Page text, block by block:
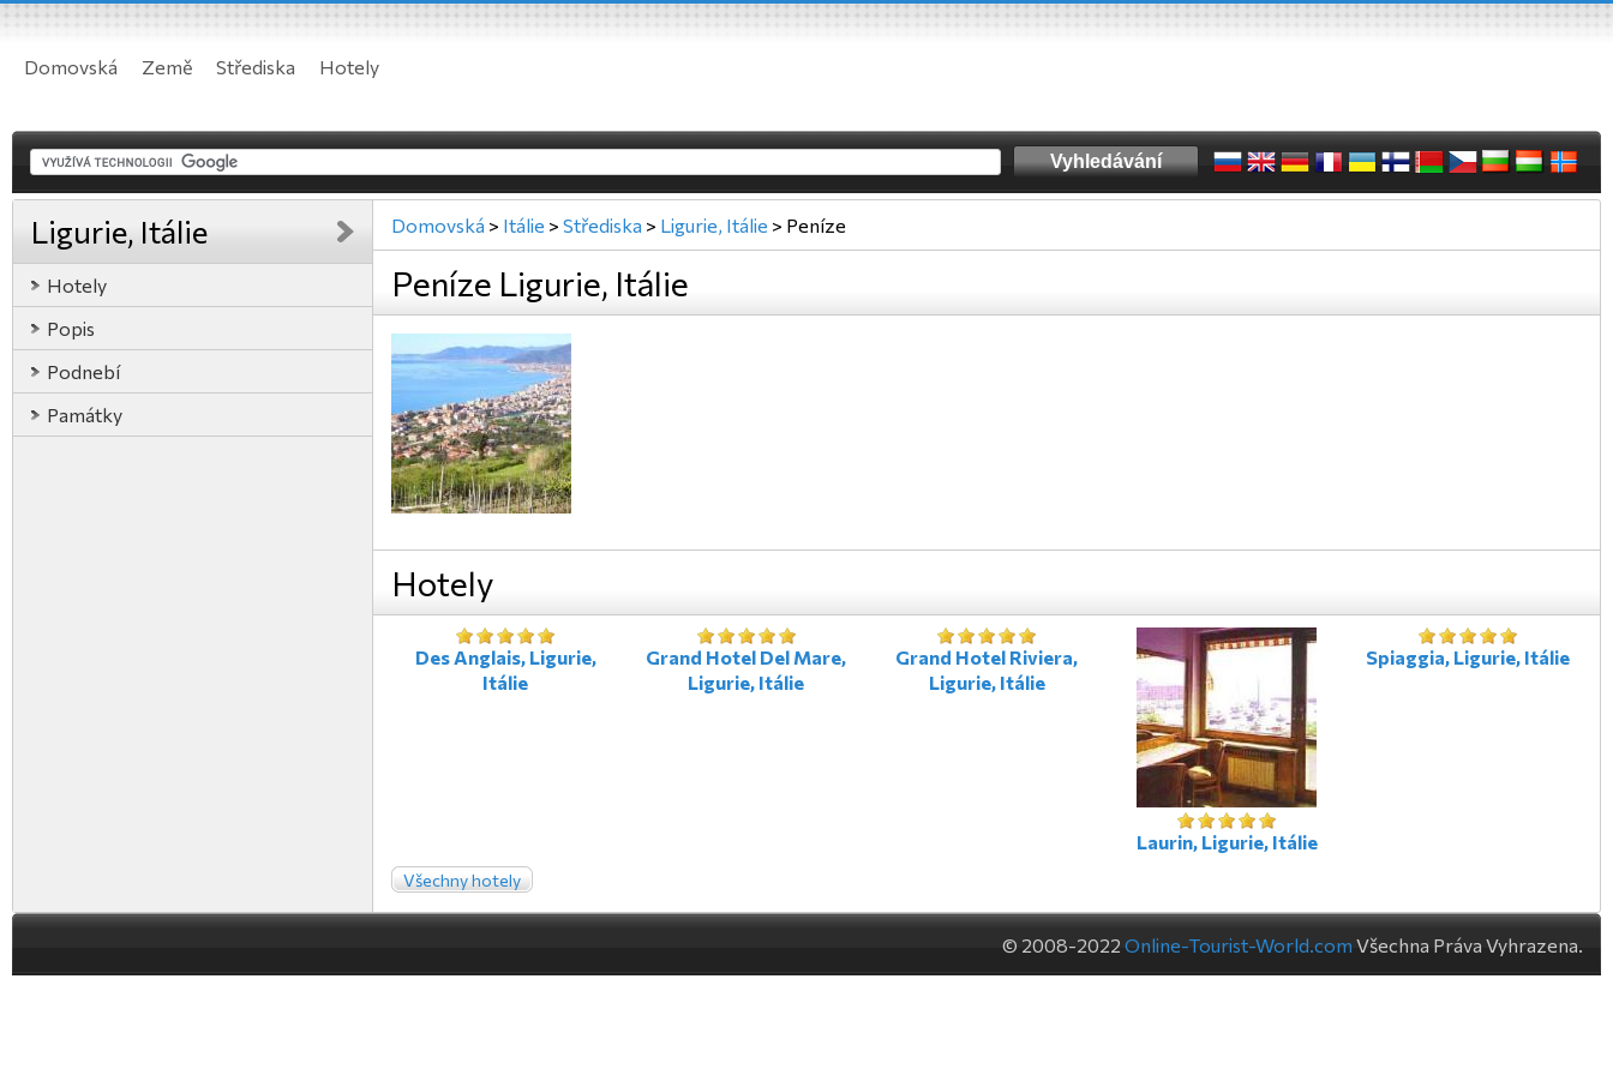
Domovská Země Střediska Hotely
Ligurie, Itálie
Hotely
Popis
Podnebí
Památky
Domovská > Itálie > Střediska > Ligurie, Itálie > Peníze
Peníze Ligurie, Itálie
Hotely
Des Anglais, Ligurie,
Itálie
Grand Hotel Del Mare,
Ligurie, Itálie
Grand Hotel Riviera,
Ligurie, Itálie
Laurin, Ligurie, Itálie
Spiaggia, Ligurie, Itálie
Všechny hotely
© 2008-2022 Online-Tourist-World.com Všechna Práva Vyhrazena.